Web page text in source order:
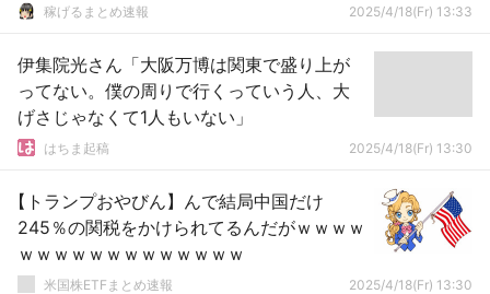
稼げるまとめ速報 2025/4/18(Fr) 13:33
伊集院光さん「大阪万博は関東で盛り上が
ってない。僕の周りで行くっていう人、大
げさじゃなくて1人もいない」
はちま起稿 2025/4/18(Fr) 13:30
【トランプおやびん】んで結局中国だけ
245％の関税をかけられてるんだがｗｗｗｗ
ｗｗｗｗｗｗｗｗｗｗｗｗｗ
米国株ETFまとめ速報 2025/4/18(Fr) 13:30